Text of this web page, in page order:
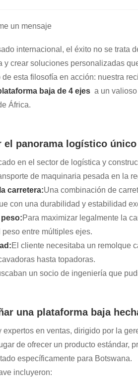
un mensaje
internacional, el éxito no se trata
y crear soluciones personalizadas
esta filosofía en acción: nuestra
baja de 4 ejes a un
África.
el panorama logístico
en el sector de logística y
de maquinaria pesada en la
carretera:Una combinación de
con una durabilidad y estabilidad
Para maximizar legalmente la
entre múltiples ejes.
El cliente necesitaba un remolque
hasta topadoras.
un socio de ingeniería que
una plataforma baja
en ventas, dirigido por la
de ofrecer un producto estándar,
específicamente para Botswana.
incluyeron: